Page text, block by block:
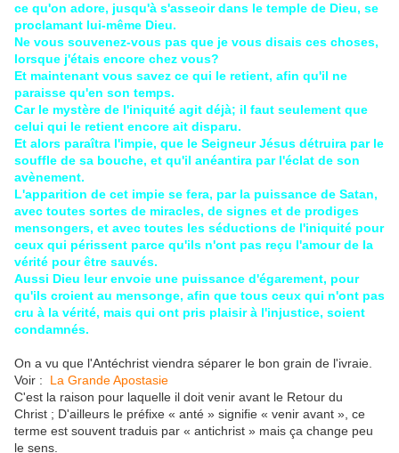
ce qu'on adore, jusqu'à s'asseoir dans le temple de Dieu, se
proclamant lui-même Dieu.
Ne vous souvenez-vous pas que je vous disais ces choses,
lorsque j'étais encore chez vous?
Et maintenant vous savez ce qui le retient, afin qu'il ne
paraisse qu'en son temps.
Car le mystère de l'iniquité agit déjà; il faut seulement que
celui qui le retient encore ait disparu.
Et alors paraîtra l'impie, que le Seigneur Jésus détruira par le
souffle de sa bouche, et qu'il anéantira par l'éclat de son
avènement.
L'apparition de cet impie se fera, par la puissance de Satan,
avec toutes sortes de miracles, de signes et de prodiges
mensongers, et avec toutes les séductions de l'iniquité pour
ceux qui périssent parce qu'ils n'ont pas reçu l'amour de la
vérité pour être sauvés.
Aussi Dieu leur envoie une puissance d'égarement, pour
qu'ils croient au mensonge, afin que tous ceux qui n'ont pas
cru à la vérité, mais qui ont pris plaisir à l'injustice, soient
condamnés.
On a vu que l'Antéchrist viendra séparer le bon grain de l'ivraie.
Voir : La Grande Apostasie
C'est la raison pour laquelle il doit venir avant le Retour du
Christ ; D'ailleurs le préfixe « anté » signifie « venir avant », ce
terme est souvent traduis par « antichrist » mais ça change peu
le sens.